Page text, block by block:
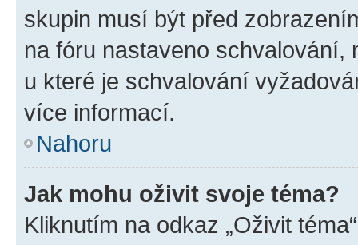
skupin musí být před
na fóru nastaveno schvalování,
u které je schvalování
více informací.
Nahoru
Jak mohu oživit svoje téma?
Kliknutím na odkaz „Oživit